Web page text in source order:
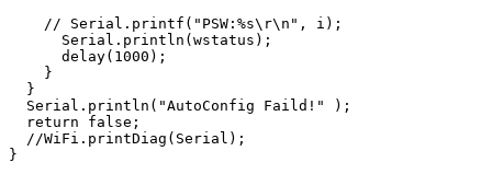
    // Serial.printf("PSW:%s\r\n", i);
      Serial.println(wstatus);
      delay(1000);
    }
  }
  Serial.println("AutoConfig Faild!" );
  return false;
  //WiFi.printDiag(Serial);
}